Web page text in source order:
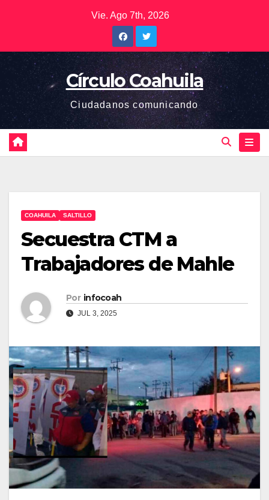
Vie. Ago 7th, 2026
Círculo Coahuila
Ciudadanos comunicando
COAHUILA SALTILLO
Secuestra CTM a
Trabajadores de Mahle
Por infocoah
JUL 3, 2025